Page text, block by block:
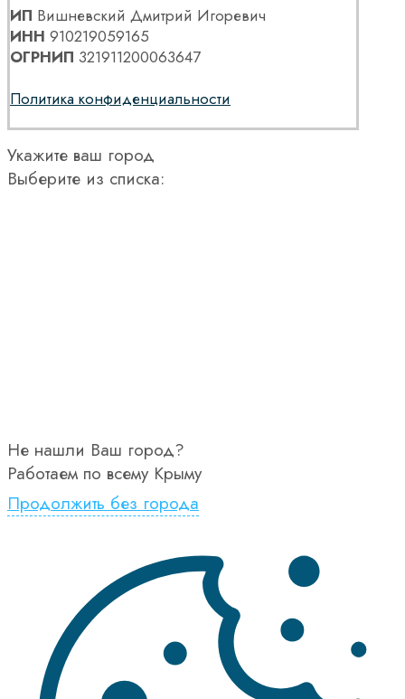
ИП Вишневский Дмитрий Игоревич
ИНН 910219059165
ОГРНИП 321911200063647
Политика конфиденциальности
Укажите ваш город
Выберите из списка:
Не нашли Ваш город?
Работаем по всему Крыму
Продолжить без города